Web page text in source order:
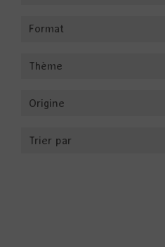
Format
Thème
Origine
Trier par